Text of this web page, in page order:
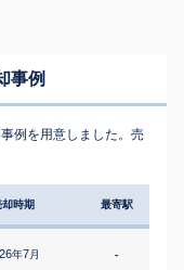
事例
例を用意しました。売
却時期 最寄駅
年7月 -